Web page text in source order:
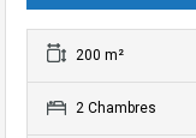
200 m²
2 Chambres